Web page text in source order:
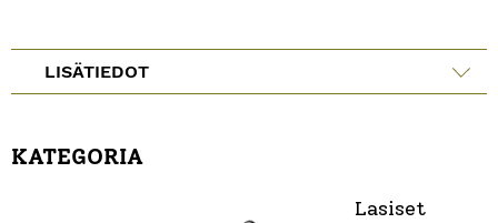
LISÄTIEDOT
KATEGORIA
Lasiset